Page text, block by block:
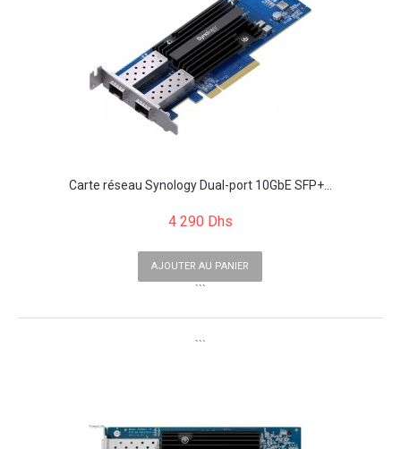
Carte réseau Synology Dual-port 10GbE SFP+...
4 290 Dhs
AJOUTER AU PANIER
```
```